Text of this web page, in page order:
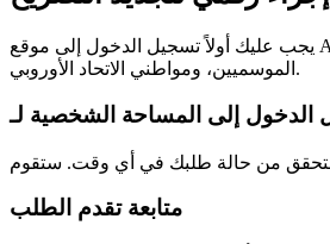
يجب عليك أولاً تسجيل الدخول إلى موقع ANEF. استخدم مساحتك الشخصية لتجديد تصريح الإقامة الخاص بك عبر الإنترنت. هذه الطريقة صالحة لعدة أنواع من التصاريح، مثل تلك الخاصة بالطلاب، العمال
الموسميين، ومواطني الاتحاد الأوروبي.
متابعة تقدم الطلب